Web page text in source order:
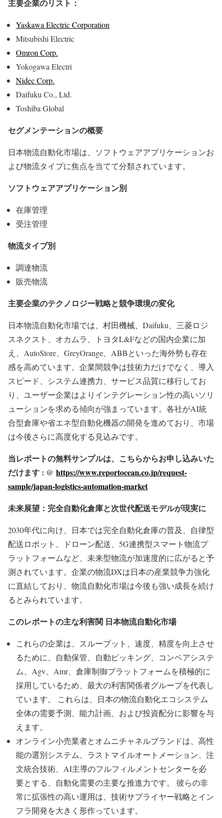
主要企業のリスト：
Yaskawa Electric Corporation
Mitsubishi Electric
Omron Corp.
Yokogawa Electri
Nidec Corp.
Daifuku Co., Ltd.
Toshiba Global
セグメンテーションの概要
日本物流自動化市場は、ソフトウェアアプリケーションお
よび物流タイプに焦点を当てて分類されています。
ソフトウェアアプリケーション別
在庫管理
受注管理
物流タイプ別
調達物流
販売物流
主要企業のテクノロジー戦略と競争環境の変化
日本物流自動化市場では、村田機械、Daifuku、三菱ロジ
スネクスト、オカムラ、トヨタL&Fなどの国内企業に加
え、AutoStore、GreyOrange、ABBといった海外勢も存在
感を高めています。企業間競争は技術力だけでなく、導入
スピード、システム連携力、サービス品質に移行してお
り、ユーザー企業はよりインテグレーション性の高いソリ
ューションを求める傾向が強まっています。各社がAI統
合型倉庫や省エネ型自動化機器の開発を進めており、市場
は今後さらに高度化する見込みです。
当レポートの無料サンプルは、こちらからお申し込みいた
だけます : @ https://www.reportocean.co.jp/request-
sample/japan-logistics-automation-market
未来展望：完全自動化倉庫と次世代配送モデルが現実に
2030年代に向け、日本では完全自動化倉庫の普及、自律型
配送ロボット、ドローン配送、5G連携型スマート物流プ
ラットフォームなど、未来型物流が加速度的に広がると予
測されています。企業の物流DXは日本の産業競争力強化
に直結しており、物流自動化市場は今後も強い成長を続け
るとみられています。
このレポートの主な利害関 日本物流自動化市場
これらの企業は、スループット、速度、精度を向上させ
るために、自動保管、自動ピッキング、コンベアシステ
ム、Agv、Amr、倉庫制御プラットフォームを積極的に
採用しているため、最大の利害関係者グループを代表し
ています。 これらは、日本の物流自動化エコシステム
全体の需要予測、能力計画、および投資配分に影響を与
えます。
オンライン小売業者とオムニチャネルブランドは、高性
能の選別システム、ラストマイルオートメーション、注
文統合技術、AI主導のフルフィルメントセンターを必
要とする、自動化需要の主要な推進力です。 彼らの非
常に拡張性の高い運用は、技術サプライヤー戦略とイン
フラ開発を大きく形作っています。